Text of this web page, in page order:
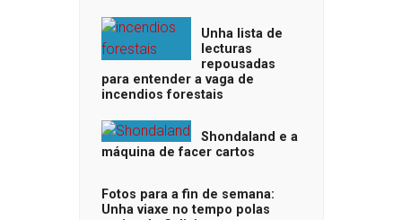
Unha lista de
lecturas
repousadas
para entender a vaga de
incendios forestais
Shondaland e a
máquina de facer cartos
Fotos para a fin de semana:
Unha viaxe no tempo polas